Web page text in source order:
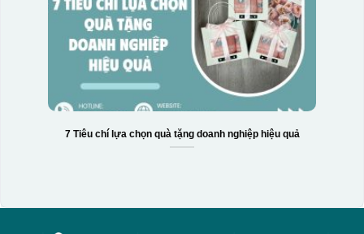
7 Tiêu chí lựa chọn quà tặng doanh nghiệp hiệu quả